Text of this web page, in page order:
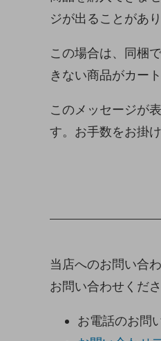
ジが出ることがあり
この場合は、同梱
きない商品がカー
このメッセージが
す。お手数をお掛
当店へのお問い合
お問い合わせくださ
お電話のお問